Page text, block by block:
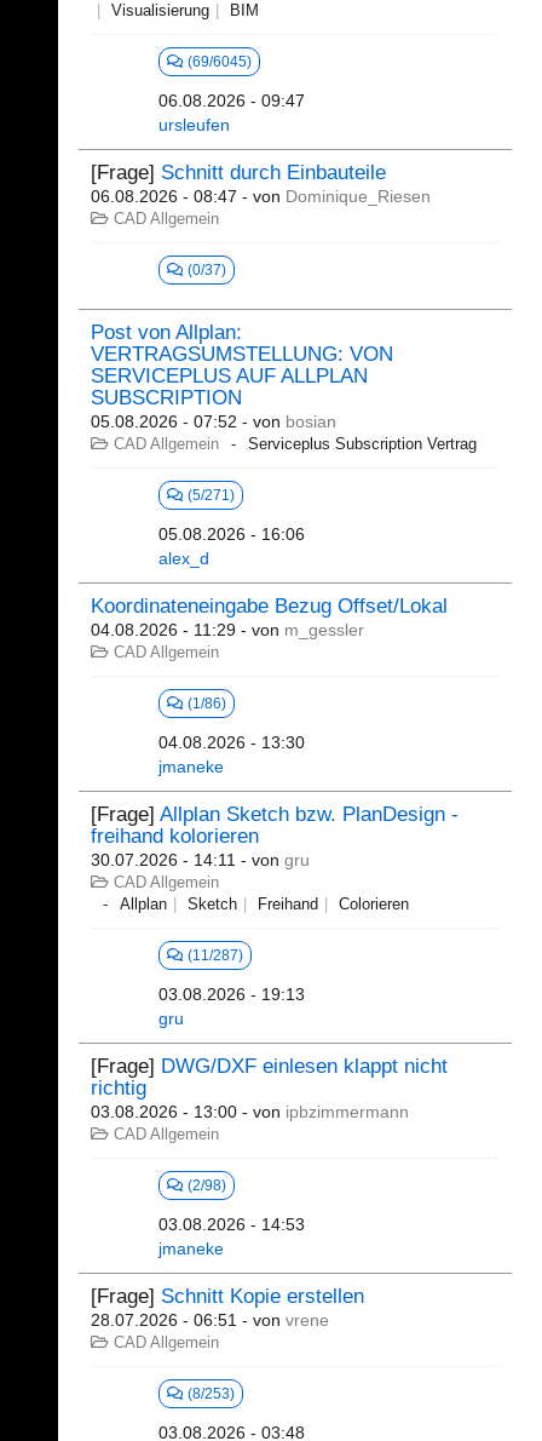
Visualisierung
BIM
(69/6045)
06.08.2026 - 09:47
ursleufen
[Frage] Schnitt durch Einbauteile
06.08.2026 - 08:47 - von Dominique_Riesen
CAD Allgemein
(0/37)
Post von Allplan:
VERTRAGSUMSTELLUNG: VON
SERVICEPLUS AUF ALLPLAN
SUBSCRIPTION
05.08.2026 - 07:52 - von bosian
CAD Allgemein Serviceplus Subscription Vertrag
(5/271)
05.08.2026 - 16:06
alex_d
Koordinateneingabe Bezug Offset/Lokal
04.08.2026 - 11:29 - von m_gessler
CAD Allgemein
(1/86)
04.08.2026 - 13:30
jmaneke
[Frage] Allplan Sketch bzw. PlanDesign -
freihand kolorieren
30.07.2026 - 14:11 - von gru
CAD Allgemein
Allplan
Sketch Freihand Colorieren
(11/287)
03.08.2026 - 19:13
gru
[Frage] DWG/DXF einlesen klappt nicht
richtig
03.08.2026 - 13:00 - von ipbzimmermann
CAD Allgemein
(2/98)
03.08.2026 - 14:53
jmaneke
[Frage] Schnitt Kopie erstellen
28.07.2026 - 06:51 - von vrene
CAD Allgemein
(8/253)
03.08.2026 - 03:48